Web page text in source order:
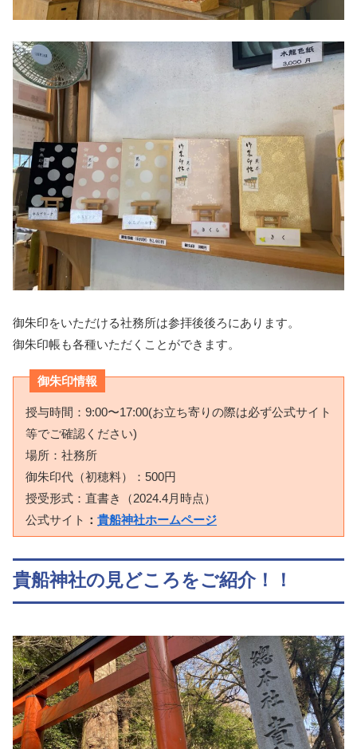
御朱印をいただける社務所は参拝後後ろにあります。
御朱印帳も各種いただくことができます。
御朱印情報
授与時間：9:00〜17:00(お立ち寄りの際は必ず公式サイト
等でご確認ください)
場所：社務所
御朱印代（初穂料）：500円
授受形式：直書き（2024.4月時点）
公式サイト ： 貴船神社ホームページ
貴船神社の見どころをご紹介！！